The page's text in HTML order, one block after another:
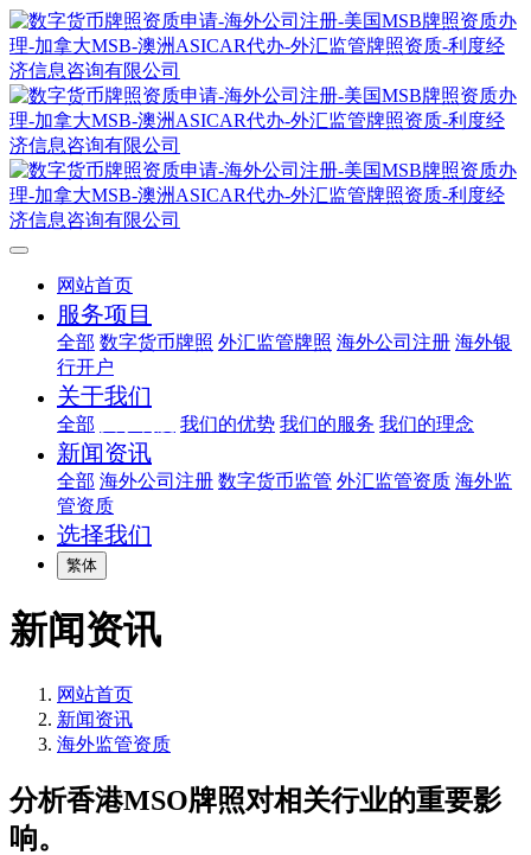
网站首页
服务项目
全部 数字货币牌照 外汇监管牌照 海外公司注册 海外银
行开户
关于我们
全部 我们的优势 我们的服务 我们的理念
新闻资讯
全部 海外公司注册 数字货币监管 外汇监管资质 海外监
管资质
选择我们
繁体
新闻资讯
网站首页
新闻资讯
海外监管资质
分析香港MSO牌照对相关行业的重要影
响。